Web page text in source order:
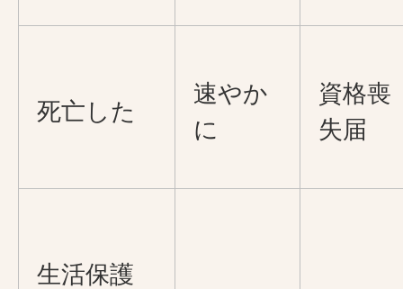
死亡した
速やか
に
資格喪
失届
生活保護